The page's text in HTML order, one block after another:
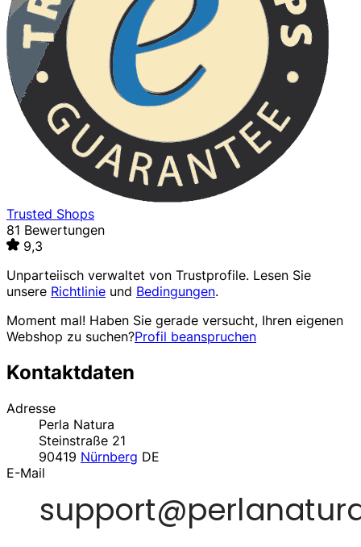
Trusted Shops
81 Bewertungen
9,3
Unparteiisch verwaltet von Trustprofile. Lesen Sie
unsere Richtlinie und Bedingungen.
Moment mal! Haben Sie gerade versucht, Ihren eigenen
Webshop zu suchen?Profil beanspruchen
Kontaktdaten
Adresse
Perla Natura
Steinstraße 21
90419 Nürnberg DE
E-Mail